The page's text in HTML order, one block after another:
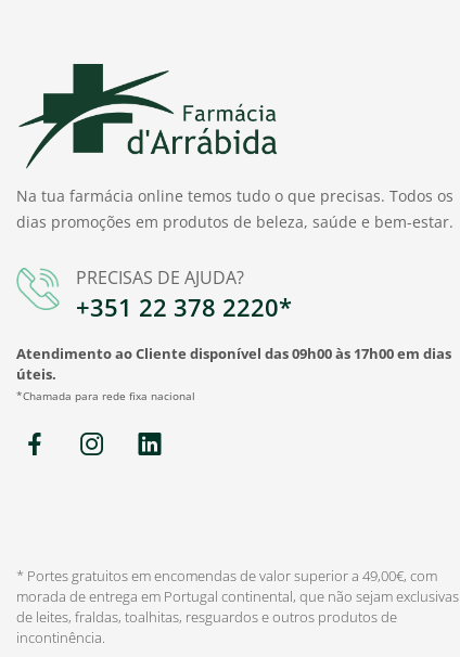
Na tua farmácia online temos tudo o que precisas. Todos os
dias promoções em produtos de beleza, saúde e bem-estar.
PRECISAS DE AJUDA?
+351 22 378 2220*
Atendimento ao Cliente disponível das 09h00 às 17h00 em dias
úteis.
*Chamada para rede fixa nacional
* Portes gratuitos em encomendas de valor superior a 49,00€, com
morada de entrega em Portugal continental, que não sejam exclusivas
de leites, fraldas, toalhitas, resguardos e outros produtos de
incontinência.